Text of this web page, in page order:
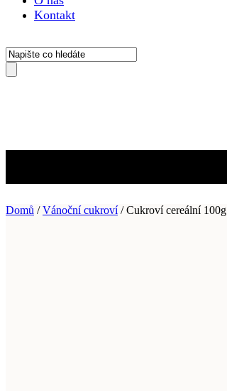
Kontakt
Domů /Vánoční cukroví/ Cukroví cereální 100g